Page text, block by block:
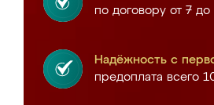
по договору от 7
Надёжность с
предоплата всего